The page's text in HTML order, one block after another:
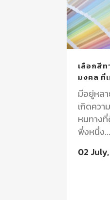
เลือกสีท
มงคล ที่
มีอยู่หลา
เกิดควา
หนทาง
พึ่งหนึ่ง...
02